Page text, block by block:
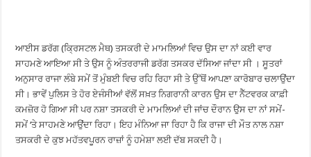
ਆਈਸ ਡਰੱਗ (ਕ੍ਰਿਸਟਲ ਮੈਥ) ਤਸਕਰੀ ਦੇ ਮਾਮਲਿਆਂ ਵਿਚ ਉਸ ਦਾ ਨਾਂ ਕਈ ਵਾਰ
ਸਾਹਮਣੇ ਆਇਆ ਸੀ ਤੇ ਉਸ ਨੂੰ ਅੰਤਰਰਾਜੀ ਡਰੱਗ ਤਸਕਰ ਦੱਸਿਆ ਜਾਂਦਾ ਸੀ । ਸੂਤਰਾਂ
ਅਨੁਸਾਰ ਰਾਜਾ ਲੰਬੇ ਸਮੇਂ ਤੋਂ ਮੁੰਬਈ ਵਿਚ ਰਹਿ ਰਿਹਾ ਸੀ ਤੇ ਉੱਥੋਂ ਆਪਣਾ ਕਾਰੋਬਾਰ ਚਲਾਉਂਦਾ
ਸੀ। ਭਾਵੇਂ ਪੁਲਿਸ ਤੇ ਹੋਰ ਏਜੰਸੀਆਂ ਵੱਲੋਂ ਸਖ਼ਤ ਨਿਗਰਾਨੀ ਕਾਰਨ ਉਸ ਦਾ ਨੈੱਟਵਰਕ ਕਾਫ਼ੀ
ਕਮਜ਼ੋਰ ਹੋ ਗਿਆ ਸੀ ਪਰ ਨਸ਼ਾ ਤਸਕਰੀ ਦੇ ਮਾਮਲਿਆਂ ਦੀ ਜਾਂਚ ਦੌਰਾਨ ਉਸ ਦਾ ਨਾਂ ਸਮੇਂ-
ਸਮੇਂ ‘ਤੇ ਸਾਹਮਣੇ ਆਉਂਦਾ ਰਿਹਾ। ਇਹ ਮੰਨਿਆ ਜਾ ਰਿਹਾ ਹੈ ਕਿ ਰਾਜਾ ਦੀ ਮੌਤ ਨਾਲ ਨਸ਼ਾ
ਤਸਕਰੀ ਦੇ ਕੁਝ ਮਹੱਤਵਪੂਰਨ ਰਾਜ਼ਾਂ ਨੂੰ ਹਮੇਸ਼ਾ ਲਈ ਦੱਬ ਸਕਦੀ ਹੈ।